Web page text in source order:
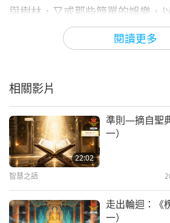
閱讀更多
與樹林，又或那些簡單的娛樂，
式，都是都市與大學中所無法提
不足之處，在於極少數的大學畢
思維活躍與道德上的活力。經古
這些已成經典，對各行各業與各
適的休閒活動，如生活中的面向
吐、花園與田野，以及純粹的自
悅。』
鄉村的影響力對培養家庭美德極
缺，特別是在我們這樣的社會，
相關影片
22:02
準則—摘自聖
一）
智慧之語
走出輪迴：《
一）